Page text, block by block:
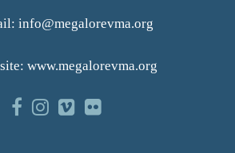
info@megalorevma.org
www.megalorevma.org